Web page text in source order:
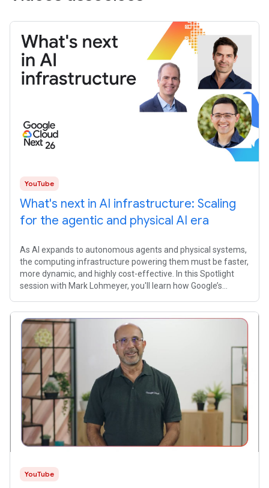
YouTube
What's next in AI infrastructure: Scaling
for the agentic and physical AI era
As AI expands to autonomous agents and physical systems,
the computing infrastructure powering them must be faster,
more dynamic, and highly cost-effective. In this Spotlight
session with Mark Lohmeyer, you'll learn how Google’s
YouTube